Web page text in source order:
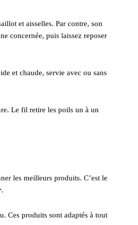
et aisselles. Par contre, son
concernée, puis laissez reposer
et chaude, servie avec ou sans
Le fil retire les poils un à un
les meilleurs produits. C’est le
.
Ces produits sont adaptés à tout